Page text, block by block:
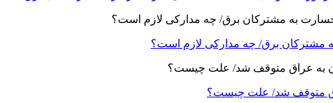
مشترکان برق/ چه مدارکی لازم است؟
متوقف شد/ علت چیست؟